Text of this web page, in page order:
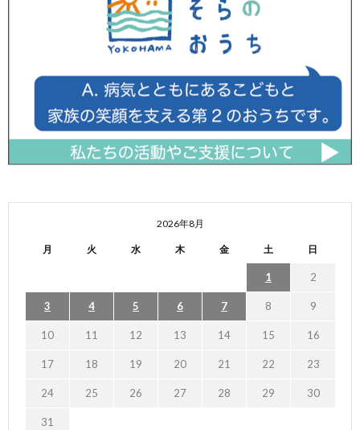
2026年8月
月 火 水 木 金 土 日
1 2
3 4 5 6 7 8 9
10 11 12 13 14 15 16
17 18 19 20 21 22 23
24 25 26 27 28 29 30
31